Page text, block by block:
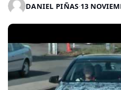
DANIEL PIÑAS·13